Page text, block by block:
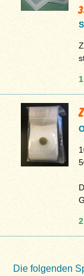
Die folgenden